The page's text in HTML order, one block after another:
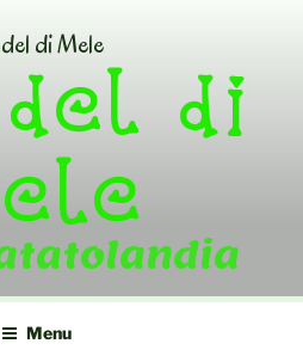
di
Menu